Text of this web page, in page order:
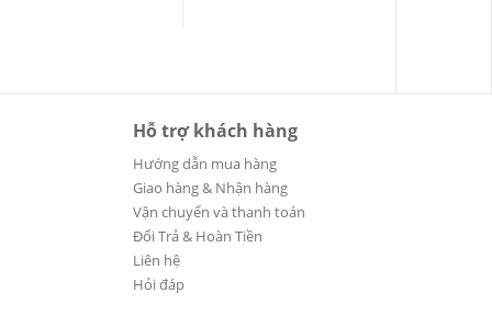
Hỗ trợ khách hàng
Hướng dẫn mua hàng
Giao hàng & Nhận hàng
Vận chuyển và thanh toán
Đổi Trả & Hoàn Tiền
Liên hệ
Hỏi đáp